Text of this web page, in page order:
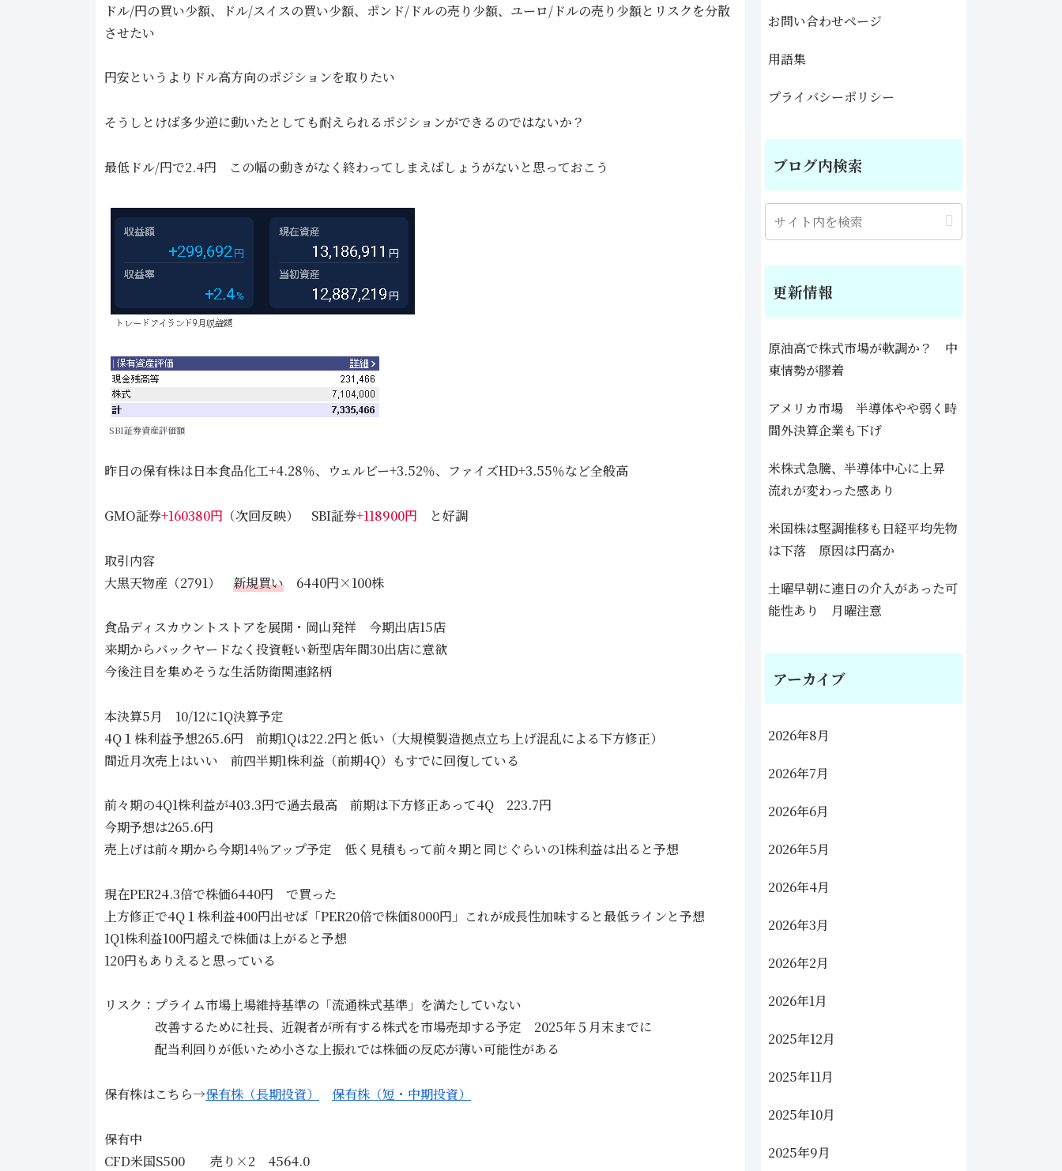
ドル/円の買い少額、ドル/スイスの買い少額、ポンド/ドルの売り少額、ユーロ/ドルの売り少額とリスクを分散
させたい
円安というよりドル高方向のポジションを取りたい
そうしとけば多少逆に動いたとしても耐えられるポジションができるのではないか？
最低ドル/円で2.4円 この幅の動きがなく終わってしまえばしょうがないと思っておこう
SBI証券資産評価額
昨日の保有株は日本食品化工+4.28％、ウェルビー+3.52％、ファイズHD+3.55％など全般高
GMO証券+160380円 （次回反映） SBI証券+118900円 と好調
取引内容
大黒天物産（2791） 新規買い 6440円×100株
食品ディスカウントストアを展開・岡山発祥 今期出店15店
来期からバックヤードなく投資軽い新型店年間30出店に意欲
今後注目を集めそうな生活防衛関連銘柄
本決算5月 10/12に1Q決算予定
4Q１株利益予想265.6円 前期1Qは22.2円と低い（大規模製造拠点立ち上げ混乱による下方修正）
間近月次売上はいい 前四半期1株利益（前期4Q）もすでに回復している
前々期の4Q1株利益が403.3円で過去最高 前期は下方修正あって4Q 223.7円
今期予想は265.6円
売上げは前々期から今期14％アップ予定 低く見積もって前々期と同じぐらいの1株利益は出ると予想
現在PER24.3倍で株価6440円 で買った
上方修正で4Q１株利益400円出せば「PER20倍で株価8000円」これが成長性加味すると最低ラインと予想
1Q1株利益100円超えで株価は上がると予想
120円もありえると思っている
リスク：プライム市場上場維持基準の「流通株式基準」を満たしていない
改善するために社長、近親者が所有する株式を市場売却する予定 2025年５月末までに
配当利回りが低いため小さな上振れでは株価の反応が薄い可能性がある
保有株はこちら→保有株（長期投資） 保有株（短・中期投資）
保有中
CFD米国S500 売り×2 4564.0
お問い合わせページ
用語集
プライバシーポリシー
ブログ内検索
更新情報
原油高で株式市場が軟調か？ 中
東情勢が膠着
アメリカ市場 半導体やや弱く時
間外決算企業も下げ
米株式急騰、半導体中心に上昇
流れが変わった感あり
米国株は堅調推移も日経平均先物
は下落 原因は円高か
土曜早朝に連日の介入があった可
能性あり 月曜注意
アーカイブ
2026年8月
2026年7月
2026年6月
2026年5月
2026年4月
2026年3月
2026年2月
2026年1月
2025年12月
2025年11月
2025年10月
2025年9月